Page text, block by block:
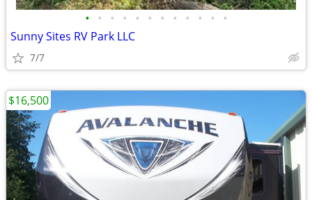
• • • • • • • • • • • •
Sunny Sites RV Park LLC
7/7
$16,500